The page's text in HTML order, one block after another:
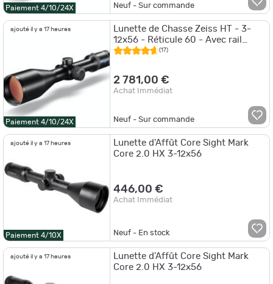
Paiement 4/10/24X Neuf - Sur commande
ajouté il y a 17 heures
Paiement 4/10/24X
Lunette de Chasse Zeiss HT - 3-
12x56 - Réticule 60 - Avec rail
Zeiss - Tourelle d'élévation BDC
(17)
2 781,00 €
Achat Immédiat
Neuf - Sur commande
ajouté il y a 17 heures
Paiement 4/10X
Lunette d'Affût Core Sight Mark
Core 2.0 HX 3-12x56
446,00 €
Achat Immédiat
Neuf - En stock
ajouté il y a 17 heures
Lunette d'Affût Core Sight Mark
Core 2.0 HX 3-12x56